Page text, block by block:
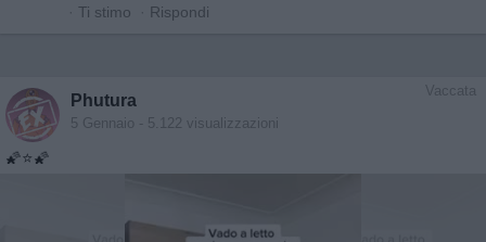
· Ti stimo · Rispondi
Vaccata
Phutura
5 Gennaio - 5.122 visualizzazioni
🌠⭐️🌠